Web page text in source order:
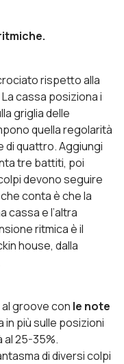
rispetto alla
cassa posiziona i
griglia delle
quella regolarità
di quattro. Aggiungi
tre battiti, poi
devono seguire
conta è che la
cassa e l’altra
ritmica è il
house, dalla
groove con le note
in più sulle posizioni
al 25-35%.
di diversi colpi